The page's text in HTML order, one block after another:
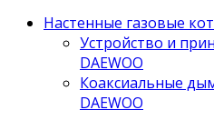
Настенные газовые
Устройство и
DAEWOO
Коаксиальные
DAEWOO